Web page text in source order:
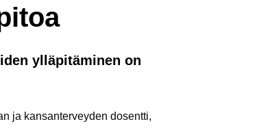
ylläpitäminen on
ja kansanterveyden dosentti,